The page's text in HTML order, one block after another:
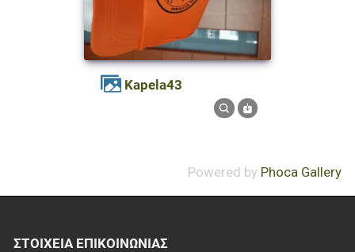
kapela43
Powered by Phoca Gallery
ΣΤΟΙΧΕΊΑ EΠΙΚΟΙΝΩΝΊΑΣ